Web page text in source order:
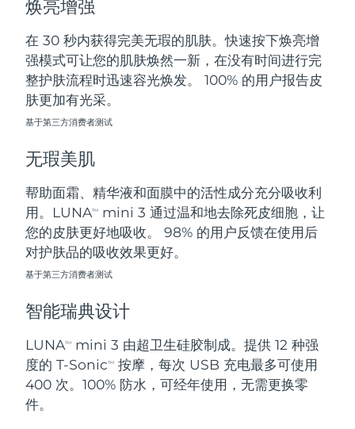
焕亮增强
在 30 秒内获得完美无瑕的肌肤。快速按下焕亮增
强模式可让您的肌肤焕然一新，在没有时间进行完
整护肤流程时迅速容光焕发。 100% 的用户报告皮
肤更加有光采。
基于第三方消费者测试
无瑕美肌
帮助面霜、精华液和面膜中的活性成分充分吸收利
用。LUNATM
mini 3 通过温和地去除死皮细胞，让
您的皮肤更好地吸收。 98% 的用户反馈在使用后
对护肤品的吸收效果更好。
基于第三方消费者测试
智能瑞典设计
LUNATM
mini 3 由超卫生硅胶制成。提供 12 种强
度的 T-SonicTM
按摩，每次 USB 充电最多可使用
400 次。100% 防水，可经年使用，无需更换零
件。
斯洛伐克
斯洛文尼亚 预计送达日期8/10/26
南非 预计送达日期 8/18/26
韩国
西班牙
瑞典 预计送达日期 8/10/26
瑞士 预计送达日期8/10/26
台湾
泰国
土耳其 预计送达日期8/11/26
阿拉伯联合酋长国 预计送达日期8/11/26